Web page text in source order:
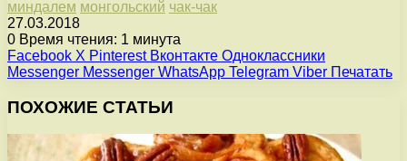
миндалем монгольский чак-чак
27.03.2018
0 Время чтения: 1 минута
Facebook X Pinterest Вконтакте Одноклассники
Messenger Messenger WhatsApp Telegram Viber Печатать
ПОХОЖИЕ СТАТЬИ